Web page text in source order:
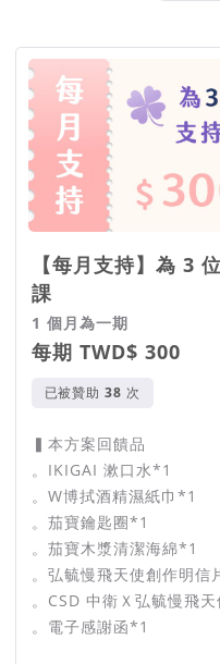
回饋項目
【每月支持】為 3
課
1 個月為一期
每期 TWD$ 300
已被贊助 次
▍本方案回饋品
。IKIGAI 漱口水*1
。W博拭酒精濕紙巾*1
。茄寶鑰匙圈*1
。茄寶木漿清潔海綿*1
。弘毓慢飛天使創作明信
。CSD 中衛Ｘ弘毓慢飛
。電子感謝函*1